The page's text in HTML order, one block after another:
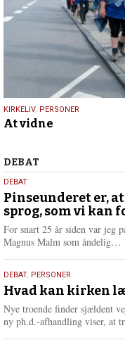
9.
juli
KIRKELIV, PERSONER
At vidne
Debat
DEBAT
5.
august
2026
DEBAT
Pinseunderet er,
sprog, som vi kan
For snart 25 år siden var jeg
Magnus Malm som åndelig…
e
r
e
25.
juli
2026
DEBAT, PERSONER
Hvad kan kirken
Nye troende finder sjældent
ny ph.d.-afhandling viser, at